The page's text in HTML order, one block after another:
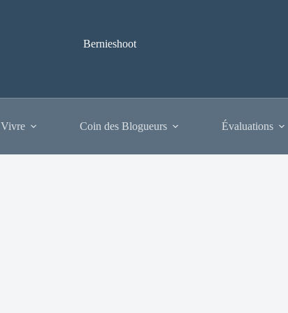
Bernieshoot
Coin des Blogueurs Évaluations